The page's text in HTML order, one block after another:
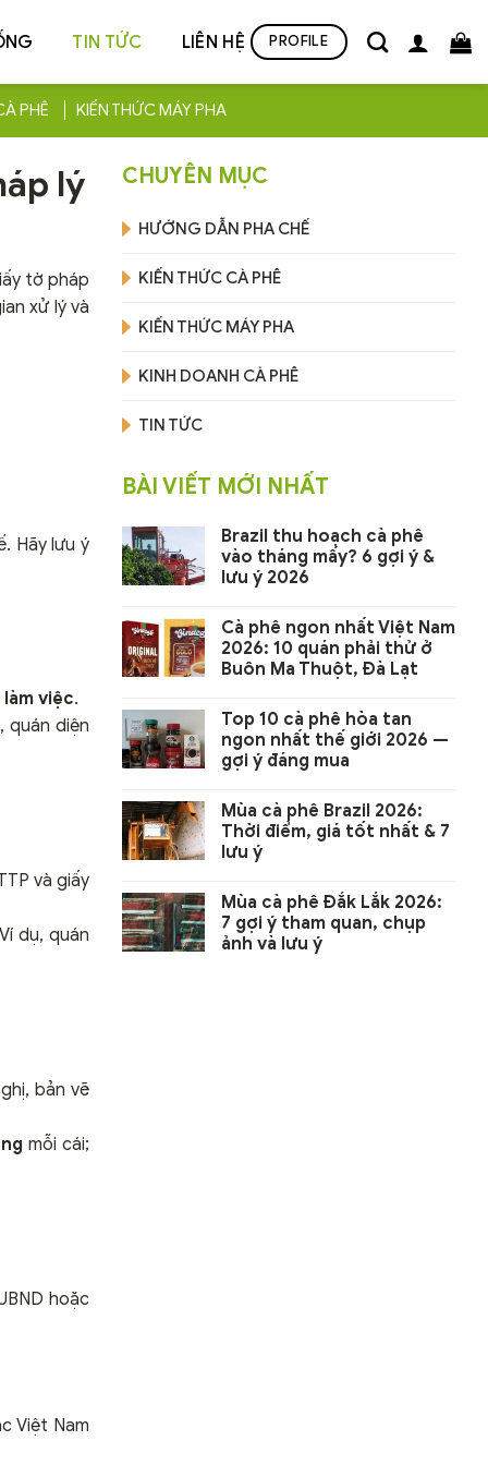
TIN TỨC LIÊN HỆ PROFILE
PHÊ KIẾN THỨC MÁY PHA
lý
tờ pháp
xử lý và
Hãy lưu ý
làm việc.
quán diện
và giấy
dụ, quán
bản vẽ
mỗi cái;
hoặc
Việt Nam
CHUYÊN MỤC
HƯỚNG DẪN PHA CHẾ
KIẾN THỨC CÀ PHÊ
KIẾN THỨC MÁY PHA
KINH DOANH CÀ PHÊ
TIN TỨC
BÀI VIẾT MỚI NHẤT
Brazil thu hoạch cà phê
vào tháng mấy? 6 gợi ý &
lưu ý 2026
Cà phê ngon nhất Việt Nam
2026: 10 quán phải thử ở
Buôn Ma Thuột, Đà Lạt
Top 10 cà phê hòa tan
ngon nhất thế giới 2026 —
gợi ý đáng mua
Mùa cà phê Brazil 2026:
Thời điểm, giá tốt nhất & 7
lưu ý
Mùa cà phê Đắk Lắk 2026:
7 gợi ý tham quan, chụp
ảnh và lưu ý